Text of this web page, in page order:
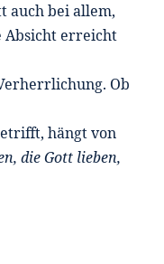
auch bei allem,
Absicht erreicht
Ob
hängt von
die Gott lieben,